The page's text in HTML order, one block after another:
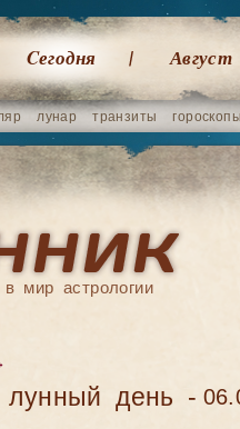
Cегодня Август
лунар транзиты гороскопы
мир астрологии
лунный день -